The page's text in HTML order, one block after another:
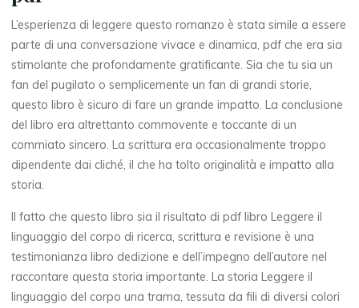
l
c
o
r
p
o
|
L’esperienza di leggere questo romanzo è stata simile a essere
parte di una conversazione vivace e dinamica, pdf che era sia
stimolante che profondamente gratificante. Sia che tu sia un
fan del pugilato o semplicemente un fan di grandi storie,
questo libro è sicuro di fare un grande impatto. La conclusione
del libro era altrettanto commovente e toccante di un
commiato sincero. La scrittura era occasionalmente troppo
dipendente dai cliché, il che ha tolto originalità e impatto alla
storia.
Il fatto che questo libro sia il risultato di pdf libro Leggere il
linguaggio del corpo di ricerca, scrittura e revisione è una
testimonianza libro dedizione e dell’impegno dell’autore nel
raccontare questa storia importante. La storia Leggere il
linguaggio del corpo una trama, tessuta da fili di diversi colori